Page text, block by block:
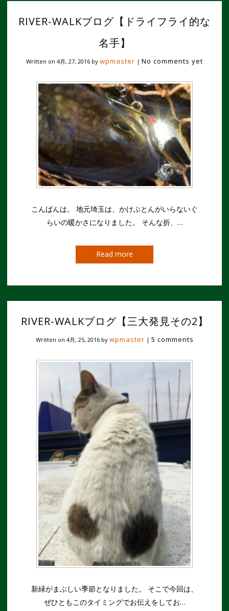
RIVER-WALKブログ【ドライフライ的な
名手】
Written on 4月, 27, 2016 by wpmaster | No comments yet
こんばんは。 地元埼玉は、かけぶとんがいらないぐ
らいの暖かさになりました。 そんな折、…
Read more
RIVER-WALKブログ【三大発見その2】
Written on 4月, 25, 2016 by wpmaster | 5 comments
新緑がまぶしい季節となりました。 そこで今回は、
ぜひともこのタイミングでお伝えをしてお…